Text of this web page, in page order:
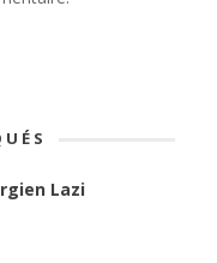
Lazi